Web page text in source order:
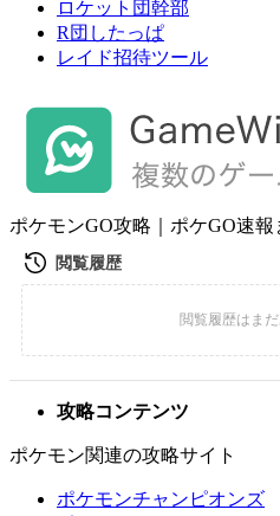
ロケット団幹部
R団したっぱ
レイド招待ツール
ポケモンGO攻略｜ポケGO速報
攻略コンテンツ
ポケモン関連の攻略サイト
ポケモンチャンピオンズ